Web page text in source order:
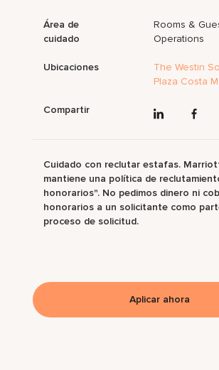
Área de
cuidado
Rooms &
Operations
Ubicaciones
The Westin
Plaza Costa
Compartir
Cuidado con reclutar estafas.
mantiene una política de
honorarios". No pedimos dinero ni
honorarios a un solicitante como
proceso de solicitud.
Aplicar ahora